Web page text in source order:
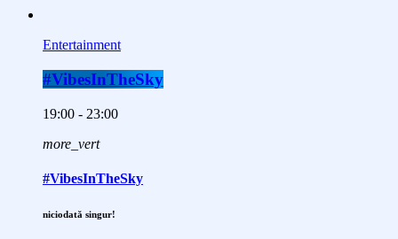
Entertainment
#VibesInTheSky
19:00 - 23:00
more_vert
#VibesInTheSky
niciodată singur!